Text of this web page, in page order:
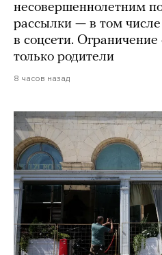
несовершеннолетним
рассылки — в том
в соцсети. Ограничение
только родители
8 часов назад